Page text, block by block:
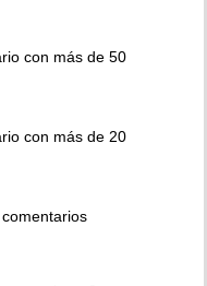
con más de 50
con más de 20